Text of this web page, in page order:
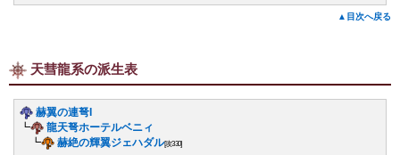
▲目次へ戻る
天彗龍系の派生表
赫翼の連弩I
┗
龍天弩ホーテルベニィ
┗
赫絶の輝翼ジェハダル[攻330]